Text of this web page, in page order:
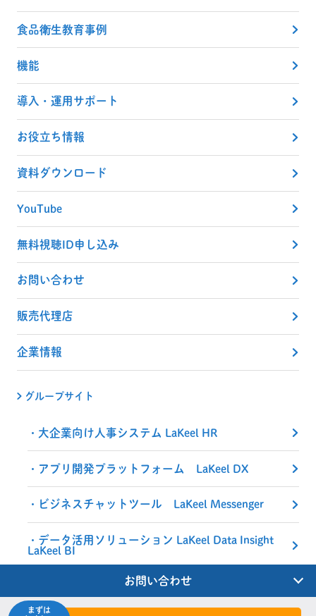
食品衛生教育事例
機能
導入・運用サポート
お役立ち情報
資料ダウンロード
YouTube
無料視聴ID申し込み
お問い合わせ
販売代理店
企業情報
グループサイト
大企業向け人事システム LaKeel HR
アプリ開発プラットフォーム LaKeel DX
ビジネスチャットツール LaKeel Messenger
データ活用ソリューション LaKeel Data Insight
LaKeel BI
お問い合わせ
まずは